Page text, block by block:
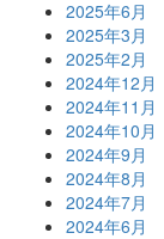
2025年6月
2025年3月
2025年2月
2024年12月
2024年11月
2024年10月
2024年9月
2024年8月
2024年7月
2024年6月